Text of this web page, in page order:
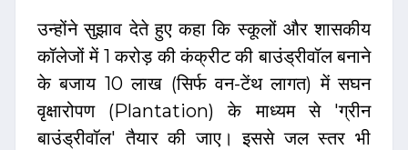
उन्होंने सुझाव देते हुए कहा कि स्कूलों और शासकीय
कॉलेजों में ₹1 करोड़ की कंक्रीट की बाउंड्रीवॉल बनाने
के बजाय ₹10 लाख (सिर्फ वन-टेंथ लागत) में सघन
वृक्षारोपण (Plantation) के माध्यम से 'ग्रीन
बाउंड्रीवॉल' तैयार की जाए। इससे जल स्तर भी